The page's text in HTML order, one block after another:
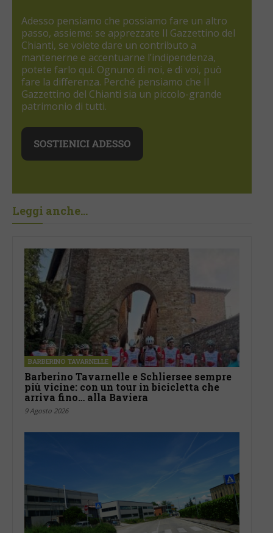
Adesso pensiamo che possiamo fare un altro
passo, assieme: se apprezzate Il Gazzettino del
Chianti, se volete dare un contributo a
mantenerne e accentuarne l’indipendenza,
potete farlo qui. Ognuno di noi, e di voi, può
fare la differenza. Perché pensiamo che Il
Gazzettino del Chianti sia un piccolo-grande
patrimonio di tutti.
Leggi anche...
BARBERINO TAVARNELLE
Barberino Tavarnelle e Schliersee sempre
più vicine: con un tour in bicicletta che
arriva fino… alla Baviera
9 Agosto 2026